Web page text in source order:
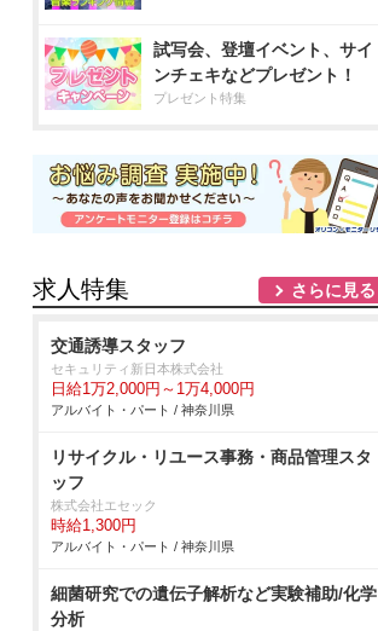
試写会、登壇イベント、サイ
ンチェキなどプレゼント！
プレゼント特集
求人特集 さらに見る
交通誘導スタッフ
セキュリティ新日本株式会社
日給1万2,000円～1万4,000円
アルバイト・パート / 神奈川県
リサイクル・リユース事務・商品管理スタ
ッフ
株式会社エセック
時給1,300円
アルバイト・パート / 神奈川県
細菌研究での遺伝子解析など実験補助/化学
分析